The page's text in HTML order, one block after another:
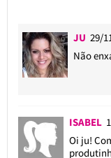
JU 29/
Não
ISABEL
Oi ju!